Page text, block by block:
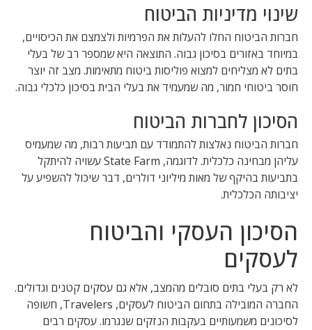
שינוי מדיניות הביטוח
חברות הביטוח החלו להעלות את הפרמיות ולצמצם את הכיסויים,
במיוחד באזורים בסיכון גבוה. התוצאה היא שמספר רב של בעלי
בתים לא מצליחים למצוא פוליסות ביטוח מתאימות. מצב זה יוצר
חוסר ביטוחי חמור, מה שמעמיד את בעלי הבית בסיכון כלכלי גבוה.
הסיכון לחברות הביטוח
חברות הביטוח נאלצות להתמודד עם תביעות רבות, מה שמעמיס
עליהן מבחינה כלכלית. לדוגמה, State Farm עשויה להיתקל
בתביעות בהיקף של מאות מיליוני דולרים, דבר שיכול להשפיע על
יציבותה הכלכלית.
הסיכון העסקי והביטוח
לעסקים
לא רק בעלי בתים סובלים מהמצב, אלא גם עסקים קטנים וגדולים.
החברה המובילה בתחום הביטוח לעסקים, Travelers, חשופה
לסיכונים משמעותיים בעקבות הנזקים שנגרמו. עסקים רבים